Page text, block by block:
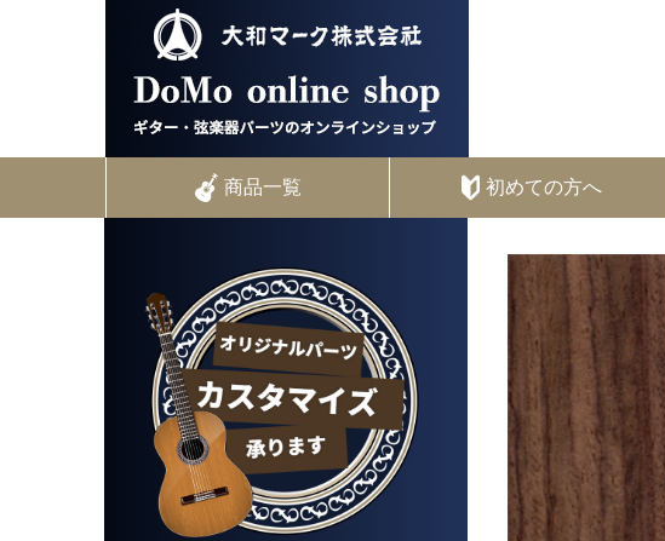
商品一覧 初めての方へ